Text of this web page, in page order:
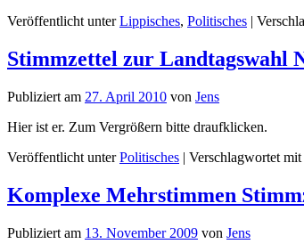
Veröffentlicht unter Lippisches, Politisches |
Stimmzettel zur Landtagswahl
Publiziert am 27. April 2010 von Jens
Hier ist er. Zum Vergrößern bitte draufklicken.
Veröffentlicht unter Politisches | Verschlagwortet mit
Komplexe Mehrstimmen
Publiziert am 13. November 2009 von Jens